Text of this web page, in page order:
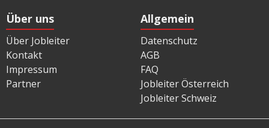
Über uns
Über Jobleiter
Kontakt
Impressum
Partner
Allgemein
Datenschutz
AGB
FAQ
Jobleiter Österreich
Jobleiter Schweiz